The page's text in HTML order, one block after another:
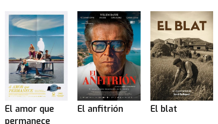
El amor que
permanece
El anfitrión El blat